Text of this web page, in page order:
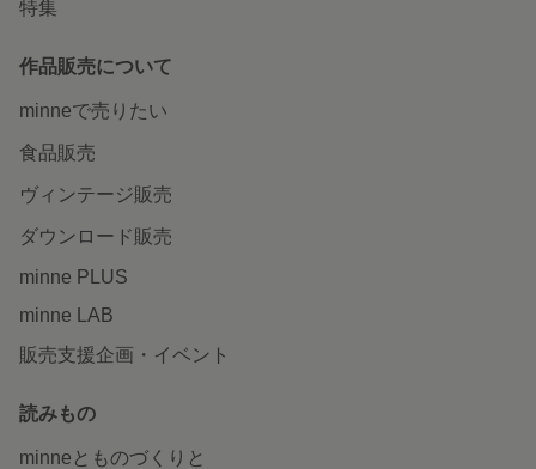
特集
作品販売について
minneで売りたい
食品販売
ヴィンテージ販売
ダウンロード販売
minne PLUS
minne LAB
販売支援企画・イベント
読みもの
minneとものづくりと